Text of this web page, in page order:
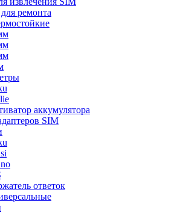
ремонта
аккумулятора
SIM
ответок